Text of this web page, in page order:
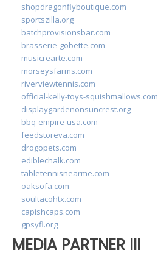
shopdragonflyboutique.com
sportszilla.org
batchprovisionsbar.com
brasserie-gobette.com
musicrearte.com
morseysfarms.com
riverviewtennis.com
official-kelly-toys-squishmallows.com
displaygardenonsuncrest.org
bbq-empire-usa.com
feedstoreva.com
drogopets.com
ediblechalk.com
tabletennisnearme.com
oaksofa.com
soultacohtx.com
capishcaps.com
gpsyfl.org
MEDIA PARTNER III